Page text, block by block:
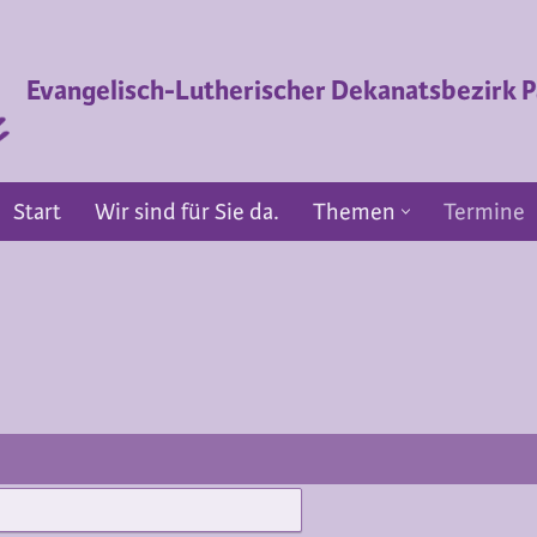
Evangelisch-Lutherischer Dekanatsbezirk
Start Wir sind für Sie da. Themen Termine